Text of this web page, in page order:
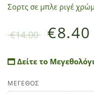
Σορτς σε μπλε ριγέ
€14.00 €8.40
Δείτε το
ΜΕΓΕΘΟΣ